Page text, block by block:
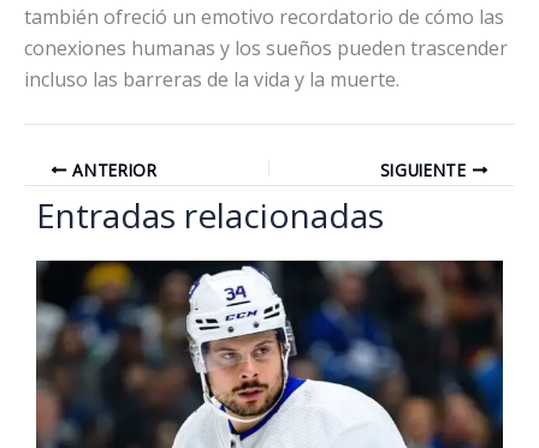
también ofreció un emotivo recordatorio de cómo las
conexiones humanas y los sueños pueden trascender
incluso las barreras de la vida y la muerte.
ANTERIOR SIGUIENTE
Entradas relacionadas